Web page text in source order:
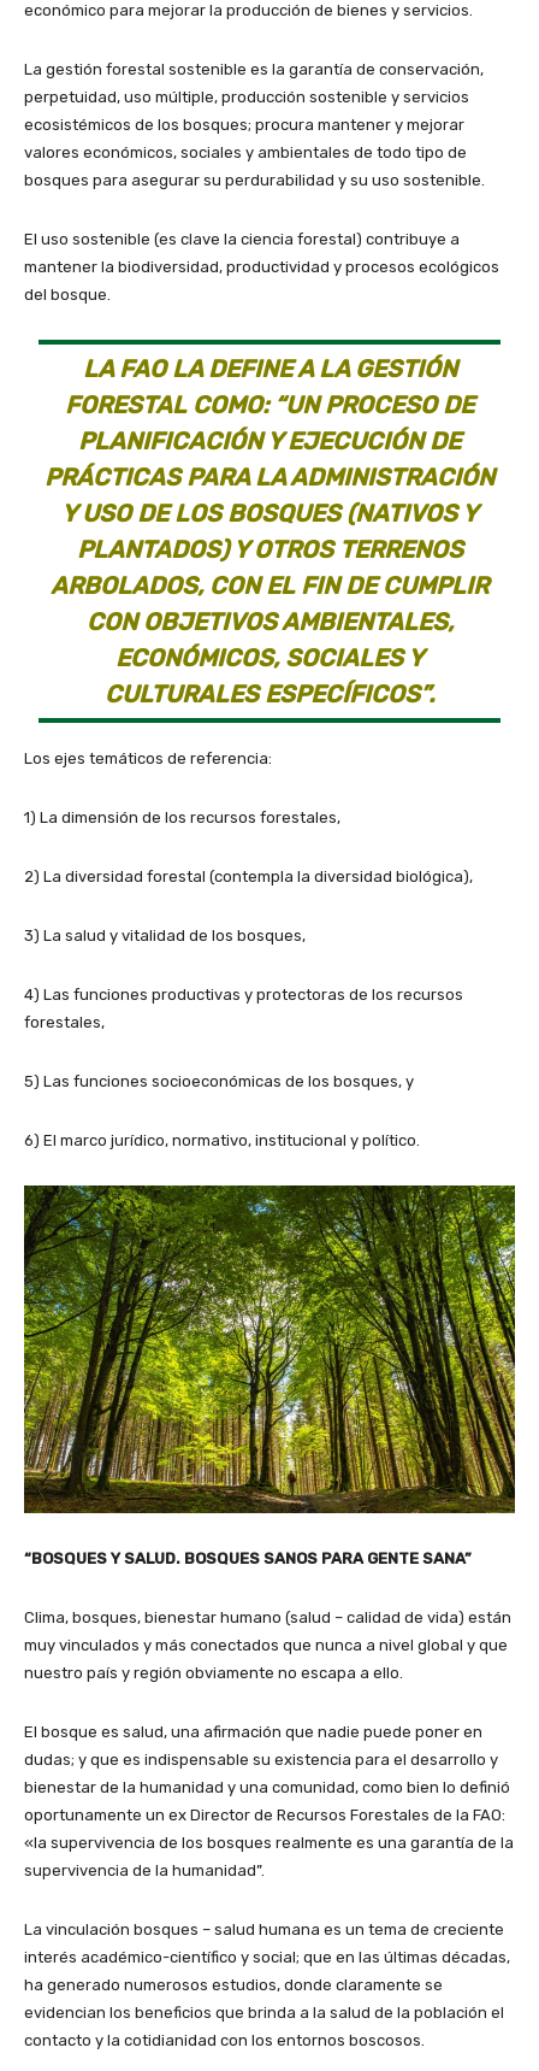
económico para mejorar la producción de bienes y servicios.
La gestión forestal sostenible es la garantía de conservación,
perpetuidad, uso múltiple, producción sostenible y servicios
ecosistémicos de los bosques; procura mantener y mejorar
valores económicos, sociales y ambientales de todo tipo de
bosques para asegurar su perdurabilidad y su uso sostenible.
El uso sostenible (es clave la ciencia forestal) contribuye a
mantener la biodiversidad, productividad y procesos ecológicos
del bosque.
LA FAO LA DEFINE A LA GESTIÓN
FORESTAL COMO: “UN PROCESO DE
PLANIFICACIÓN Y EJECUCIÓN DE
PRÁCTICAS PARA LA ADMINISTRACIÓN
Y USO DE LOS BOSQUES (NATIVOS Y
PLANTADOS) Y OTROS TERRENOS
ARBOLADOS, CON EL FIN DE CUMPLIR
CON OBJETIVOS AMBIENTALES,
ECONÓMICOS, SOCIALES Y
CULTURALES ESPECÍFICOS”.
Los ejes temáticos de referencia:
1) La dimensión de los recursos forestales,
2) La diversidad forestal (contempla la diversidad biológica),
3) La salud y vitalidad de los bosques,
4) Las funciones productivas y protectoras de los recursos
forestales,
5) Las funciones socioeconómicas de los bosques, y
6) El marco jurídico, normativo, institucional y político.
“BOSQUES Y SALUD. BOSQUES SANOS PARA GENTE SANA”
Clima, bosques, bienestar humano (salud – calidad de vida) están
muy vinculados y más conectados que nunca a nivel global y que
nuestro país y región obviamente no escapa a ello.
El bosque es salud, una afirmación que nadie puede poner en
dudas; y que es indispensable su existencia para el desarrollo y
bienestar de la humanidad y una comunidad, como bien lo definió
oportunamente un ex Director de Recursos Forestales de la FAO:
«la supervivencia de los bosques realmente es una garantía de la
supervivencia de la humanidad”.
La vinculación bosques – salud humana es un tema de creciente
interés académico-científico y social; que en las últimas décadas,
ha generado numerosos estudios, donde claramente se
evidencian los beneficios que brinda a la salud de la población el
contacto y la cotidianidad con los entornos boscosos.